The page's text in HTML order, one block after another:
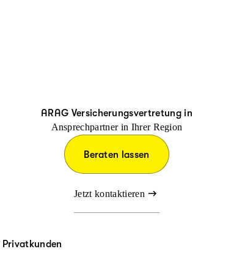
ARAG Versicherungsvertretung in
Ansprechpartner in Ihrer Region
Beraten lassen
Jetzt kontaktieren